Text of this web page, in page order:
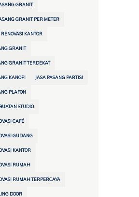
GRANIT
GRANIT PER METER
KANTOR
GRANIT
GRANIT TERDEKAT
KANOPI JASA PASANG PARTISI
PLAFON
STUDIO
CAFÉ
GUDANG
KANTOR
RUMAH
RUMAH TERPERCAYA
DOOR